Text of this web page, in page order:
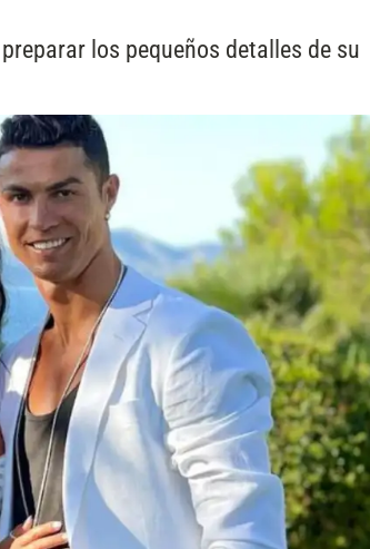
los pequeños detalles de su